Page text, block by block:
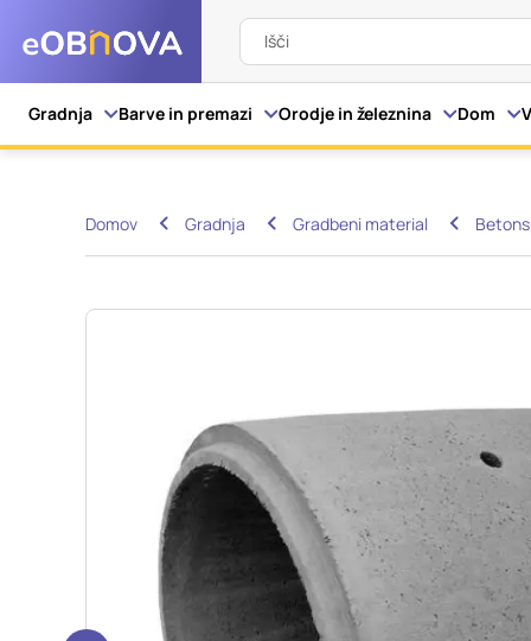
Išči
Gradnja Barve in premazi Orodje in železnina Dom
Domov Gradnja Gradbeni material
Nastavitve
Ko obiščete katero
pa skrbijo, da vaše
razkrivajo
izkušnjo. Nekatere
informacij in
tega spletnega
Obvezni piškotki
Ti piškotki so nujni
so nastavljeni samo
zasebnosti, prijava
vas opozori na njih.